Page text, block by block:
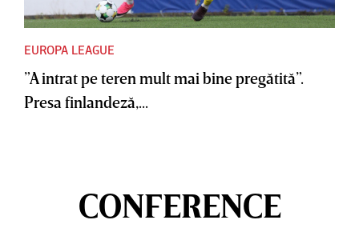
EUROPA LEAGUE
”A intrat pe teren mult mai bine pregătită”.
Presa finlandeză,...
CONFERENCE